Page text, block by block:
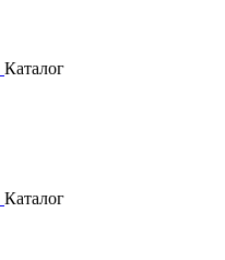
Каталог
Каталог